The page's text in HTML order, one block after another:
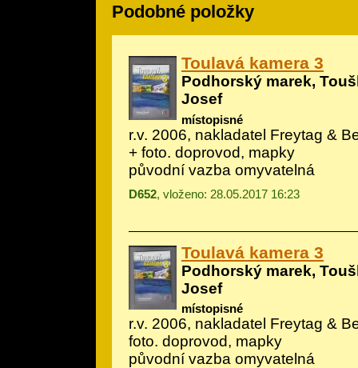
Podobné položky
Toulavá kamera 3
Podhorský marek,
Josef
místopisné
r.v. 2006, nakladatel Freytag &
+ foto. doprovod, mapky
původní vazba omyvatelná
D652, vloženo: 28.05.2017 16:23
Toulavá kamera 3
Podhorský marek,
Josef
místopisné
r.v. 2006, nakladatel Freytag &
foto. doprovod, mapky
původní vazba omyvatelná